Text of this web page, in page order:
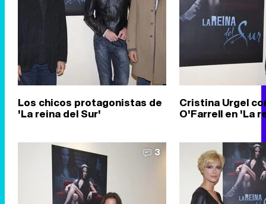
Los chicos protagonistas de
'La reina del Sur'
Cristina Urgel
O'Farrell en 'La
3